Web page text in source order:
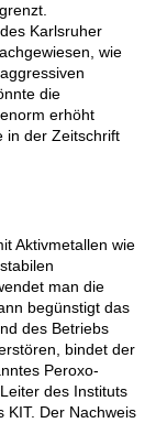
Karlsruher
wie
die
erhöht
in der Zeitschrift
Aktivmetallen wie
man die
begünstigt das
des Betriebs
bindet der
Peroxo-
des Instituts
KIT. Der Nachweis